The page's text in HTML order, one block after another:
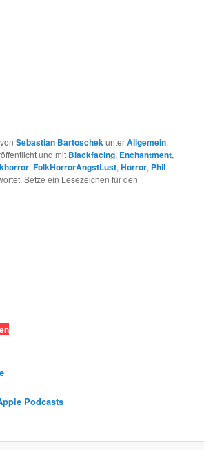
vonSebastian BartoschekunterAllgemein,
und mit Blackfacing, Enchantment,
,FolkHorrorAngstLust,Horror, Phil
Setze ein Lesezeichen für den
Podcasts